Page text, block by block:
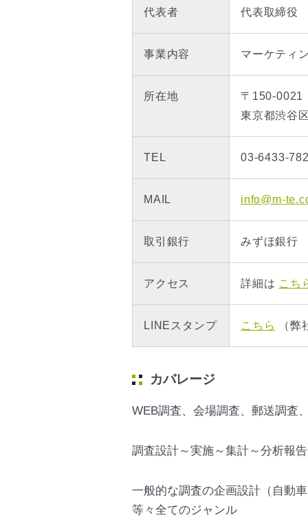
代表者 代表取締役
事業内容 マーケティ
所在地
〒150-0021
東京都渋谷
TEL 03-6433-
MAIL info@m-
取引銀行 みずほ銀行
アクセス 詳細は こち
LINEスタンプ こちら （弊
カバレージ
WEB調査、会場調査、郵送調査
調査設計～実施～集計～分析報
一般的な調査の企画設計（自動
等々全てのジャンル